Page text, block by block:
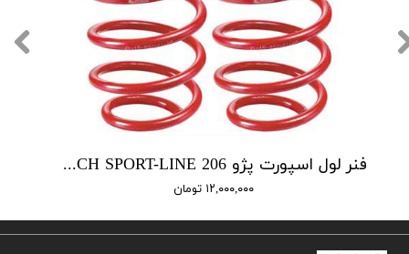
فنر لول اسپورت پژو EIBACH SPORT-LINE 206
۱۲,۰۰۰,۰۰۰ تومان